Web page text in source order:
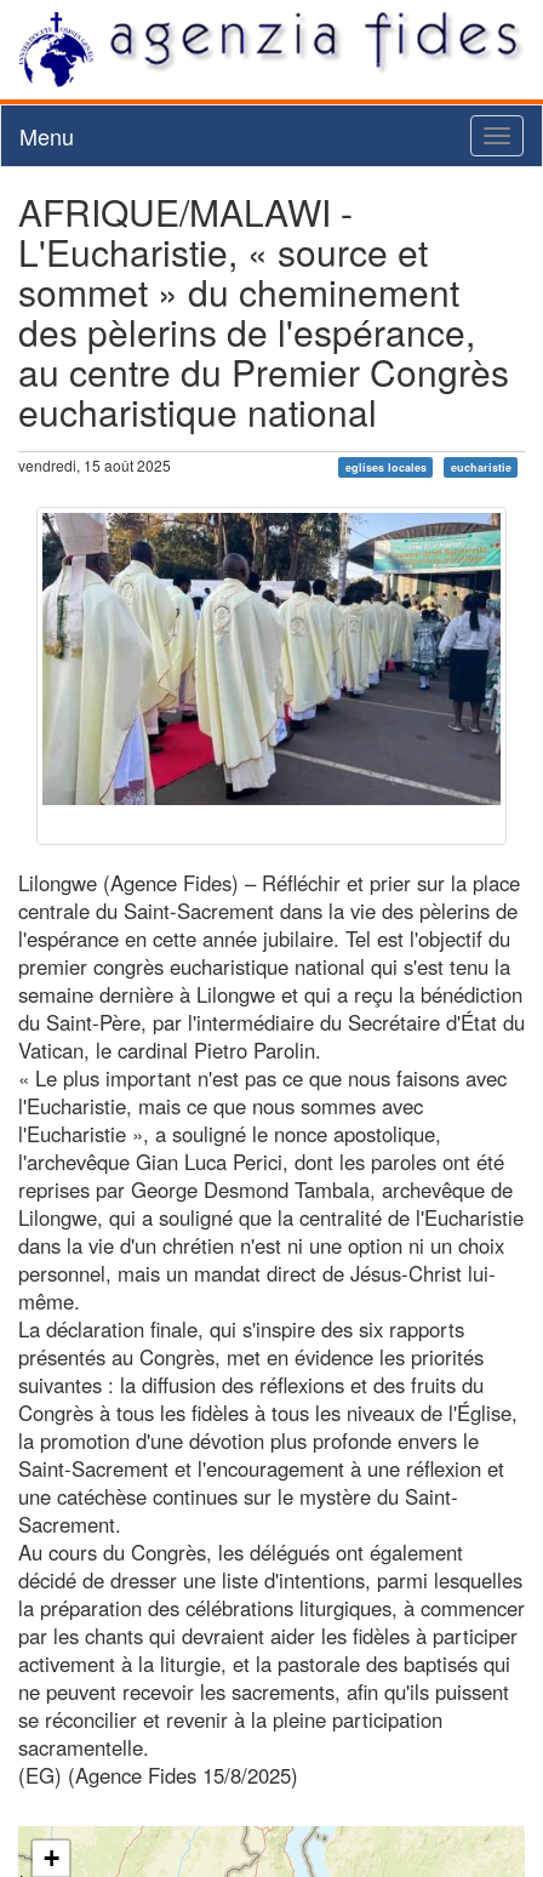
Menu
AFRIQUE/MALAWI -
L'Eucharistie, « source et
sommet » du cheminement
des pèlerins de l'espérance,
au centre du Premier Congrès
eucharistique national
vendredi, 15 août 2025 eglises locales eucharistie
Lilongwe (Agence Fides) – Réfléchir et prier sur la place
centrale du Saint-Sacrement dans la vie des pèlerins de
l'espérance en cette année jubilaire. Tel est l'objectif du
premier congrès eucharistique national qui s'est tenu la
semaine dernière à Lilongwe et qui a reçu la bénédiction
du Saint-Père, par l'intermédiaire du Secrétaire d'État du
Vatican, le cardinal Pietro Parolin.
« Le plus important n'est pas ce que nous faisons avec
l'Eucharistie, mais ce que nous sommes avec
l'Eucharistie », a souligné le nonce apostolique,
l'archevêque Gian Luca Perici, dont les paroles ont été
reprises par George Desmond Tambala, archevêque de
Lilongwe, qui a souligné que la centralité de l'Eucharistie
dans la vie d'un chrétien n'est ni une option ni un choix
personnel, mais un mandat direct de Jésus-Christ lui-
même.
La déclaration finale, qui s'inspire des six rapports
présentés au Congrès, met en évidence les priorités
suivantes : la diffusion des réflexions et des fruits du
Congrès à tous les fidèles à tous les niveaux de l'Église,
la promotion d'une dévotion plus profonde envers le
Saint-Sacrement et l'encouragement à une réflexion et
une catéchèse continues sur le mystère du Saint-
Sacrement.
Au cours du Congrès, les délégués ont également
décidé de dresser une liste d'intentions, parmi lesquelles
la préparation des célébrations liturgiques, à commencer
par les chants qui devraient aider les fidèles à participer
activement à la liturgie, et la pastorale des baptisés qui
ne peuvent recevoir les sacrements, afin qu'ils puissent
se réconcilier et revenir à la pleine participation
sacramentelle.
(EG) (Agence Fides 15/8/2025)
+